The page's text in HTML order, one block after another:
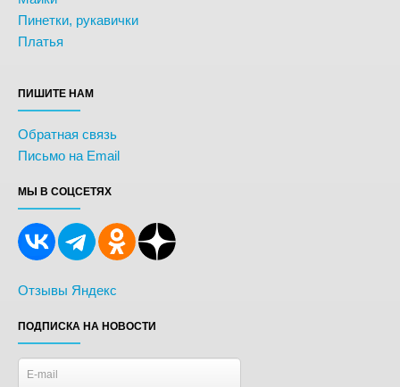
Пинетки, рукавички
Платья
ПИШИТЕ НАМ
Обратная связь
Письмо на Email
МЫ В СОЦСЕТЯХ
Отзывы Яндекс
ПОДПИСКА НА НОВОСТИ